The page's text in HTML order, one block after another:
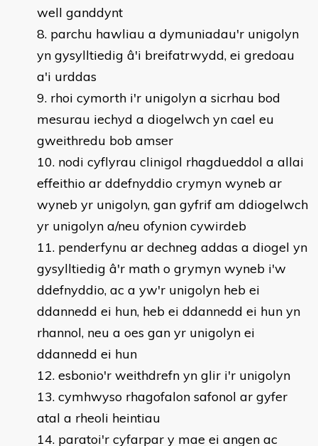
well ganddynt
parchu hawliau a dymuniadau'r unigolyn
yn gysylltiedig â'i breifatrwydd, ei gredoau
a'i urddas
rhoi cymorth i'r unigolyn a sicrhau bod
mesurau iechyd a diogelwch yn cael eu
gweithredu bob amser
nodi cyflyrau clinigol rhagdueddol a allai
effeithio ar ddefnyddio crymyn wyneb ar
wyneb yr unigolyn, gan gyfrif am ddiogelwch
yr unigolyn a/neu ofynion cywirdeb
penderfynu ar dechneg addas a diogel yn
gysylltiedig â'r math o grymyn wyneb i'w
ddefnyddio, ac a yw'r unigolyn heb ei
ddannedd ei hun, heb ei ddannedd ei hun yn
rhannol, neu a oes gan yr unigolyn ei
ddannedd ei hun
esbonio'r weithdrefn yn glir i'r unigolyn
cymhwyso rhagofalon safonol ar gyfer
atal a rheoli heintiau
paratoi'r cyfarpar y mae ei angen ac